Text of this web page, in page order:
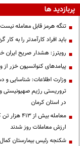
پربازدید ها
تنگه هرمز قابل معامله نیست
باید افراد کارآمدتر را به
رویترز: هشدار صریح
پیامدهای کنوانسیون خزر
در استان کرمان
معامله
ارزش معاملات روز شدند
شکنجه رئیس بیمارستان